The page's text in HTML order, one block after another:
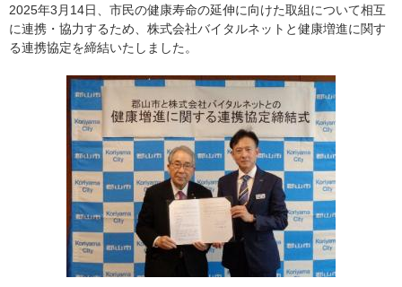
2025年3月14日、市民の健康寿命の延伸に向けた取組について相互
に連携・協力するため、株式会社バイタルネットと健康増進に関す
る連携協定を締結いたしました。